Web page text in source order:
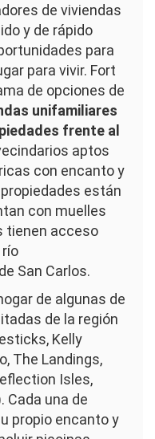
de viviendas
y de rápido
para
para vivir. Fort
de opciones de
unifamiliares
frente al
aptos
con encanto y
están
con muelles
tienen acceso
San Carlos.
de algunas de
de la región
Kelly
The Landings,
Isles,
Cada una de
propio encanto y